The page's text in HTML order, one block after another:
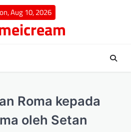
Aug 10, 2026
Roma kepada
oleh Setan